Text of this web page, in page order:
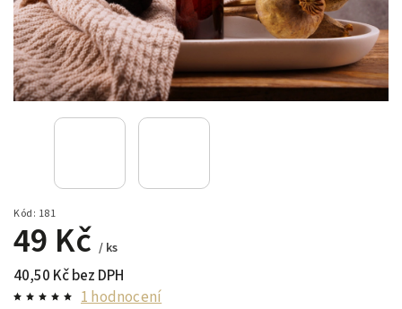
Kód: 181
49 Kč / ks
40,50 Kč bez DPH
1 hodnocení